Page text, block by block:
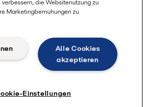
beginnen
die Websitenutzung zu
Marketingbemühungen zu
Alle Cookies
akzeptieren
Einstellungen